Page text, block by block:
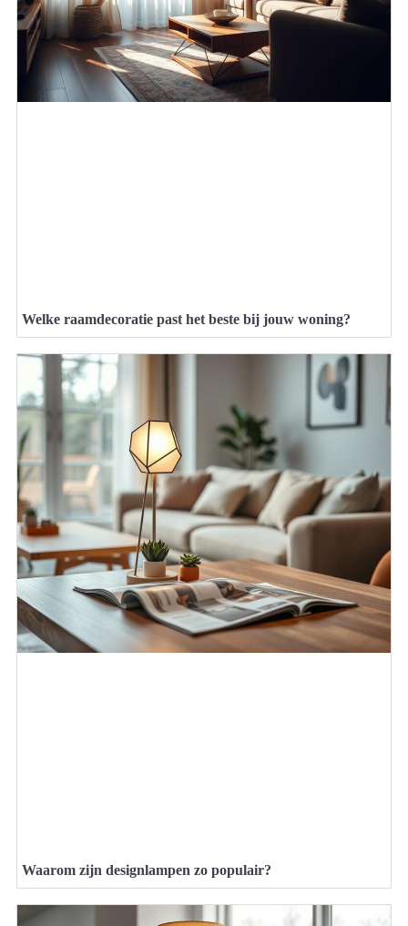
Welke raamdecoratie past het beste bij jouw woning?
Waarom zijn designlampen zo populair?